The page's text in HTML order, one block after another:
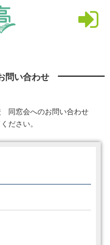
問い合わせ
同窓会へのお問い合わせ
ださい。